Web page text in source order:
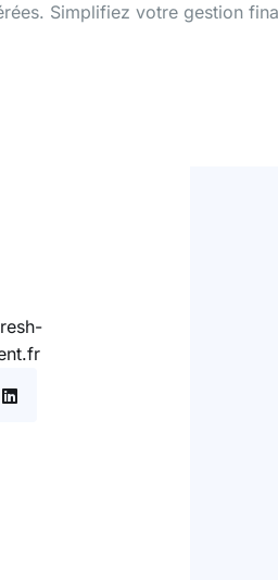
Simplifiez votre gestion